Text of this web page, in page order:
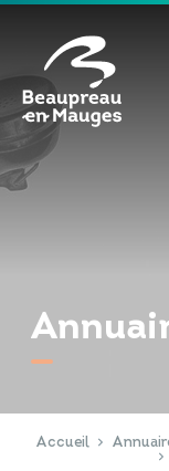
Accueil
Cookies